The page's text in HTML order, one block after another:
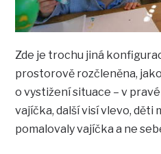
Zde je trochu jiná
prostorově rozčleněna,
o vystižení situace – v
vajíčka, další visí vlevo, děti
pomalovaly vajíčka a ne